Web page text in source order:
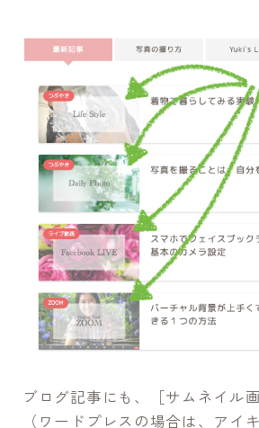
ブログ記事にも、［サムネイル画
（ワードプレスの場合は、アイ